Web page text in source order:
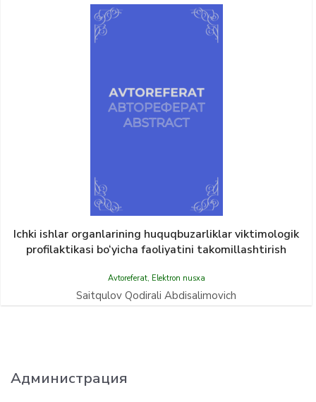
Ichki ishlar organlarining huquqbuzarliklar viktimologik
profilaktikasi bo‘yicha faoliyatini takomillashtirish
Avtoreferat, Elektron nusxa
Saitqulov Qodirali Abdisalimovich
Администрация